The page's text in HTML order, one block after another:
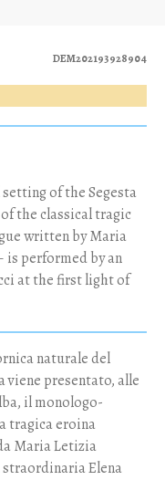
DEM202193928904
of the Segesta
the classical tragic
written by Maria
is performed by an
at the first light of
naturale del
viene presentato, alle
il monologo-
tragica eroina
Maria Letizia
Elena